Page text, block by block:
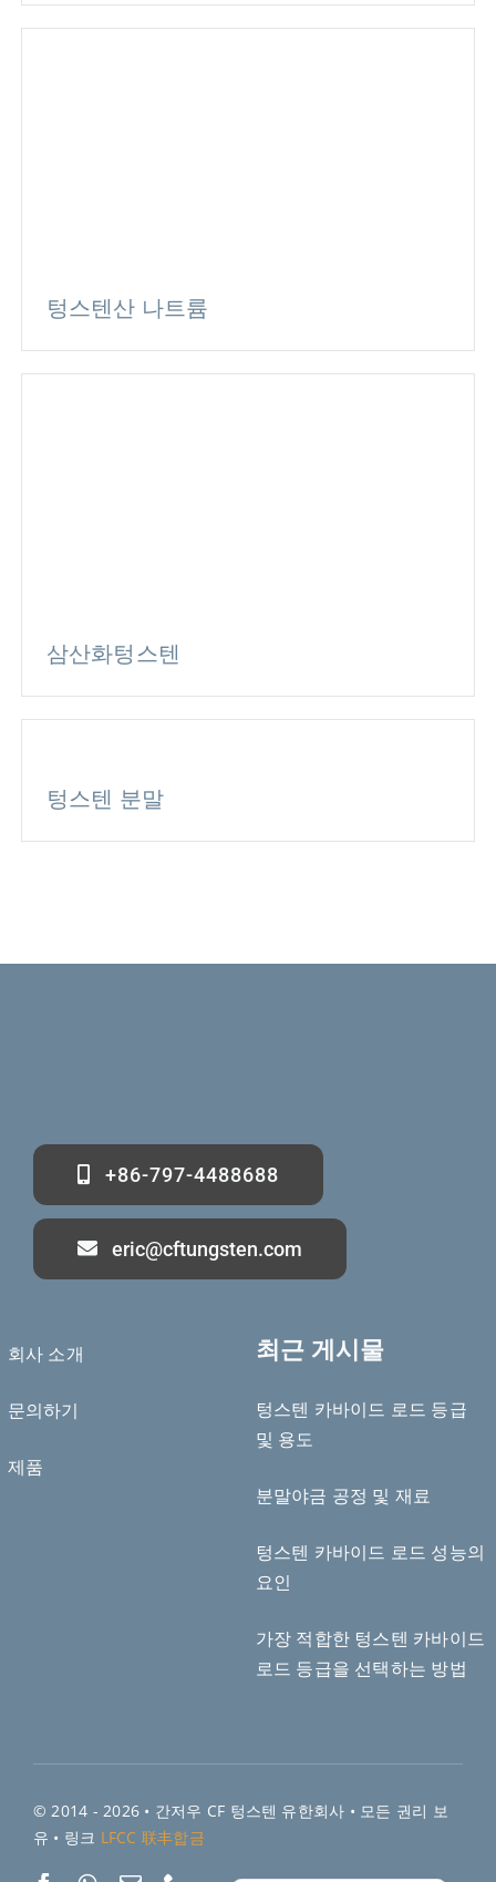
텅스텐산 나트륨
삼산화텅스텐
텅스텐 분말
+86-797-4488688
eric@cftungsten.com
회사 소개
문의하기
제품
최근 게시물
텅스텐 카바이드 로드 등급
및 용도
분말야금 공정 및 재료
텅스텐 카바이드 로드 성능의
요인
가장 적합한 텅스텐 카바이드
로드 등급을 선택하는 방법
© 2014 - 2026 • 간저우 CF 텅스텐 유한회사 • 모든 권리 보
유 • 링크 LFCC 联丰합금
Русский
Türkçe
ไทย
Español de México
Čeština
Deutsch (Sie)